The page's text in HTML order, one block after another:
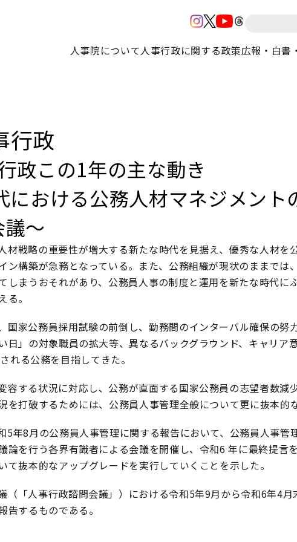
人事院について人事行政に関する政策広報・白書
政
この1年の主な動き
ける公務人材マネジメント
～
材戦略の重要性が増大する新たな時代を見据え、優秀な人材を
ン構築が急務となっている。また、公務組織が現状のままでは
しまうおそれがあり、公務員人事の制度と運用を新たな時代に
る。
国家公務員採用試験の前倒し、勤務間のインターバル確保の努
日」の対象職員の拡大等、異なるバックグラウンド、キャリ
る公務を目指してきた。
容する状況に対応し、公務が直面する国家公務員の志望者数減
を打破するためには、公務員人事管理全般について更に抜本的
5年8月の公務員人事管理に関する報告において、公務員人事管
論を行う各界有識者による会議を開催し、令和6 年に最終提言
て抜本的なアップグレードを実行していくことを示した。
（「人事行政諮問会議」）における令和5年9月から令和6年4
告するものである。